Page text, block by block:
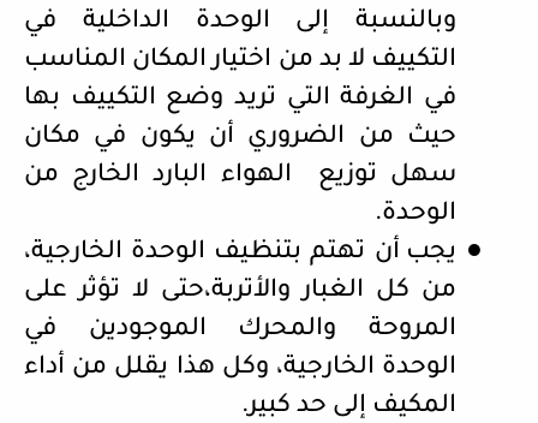
وبالنسبة إلى الوحدة الداخلية في
التكييف لا بد من اختيار المكان المناسب
في الغرفة التي تريد وضع التكييف بها
حيث من الضروري أن يكون في مكان
سهل توزيع
الهواء البارد الخارج من
الوحدة.
● يجب أن تهتم بتنظيف الوحدة الخارجية،
من كل الغبار والأتربة،حتى لا تؤثر على
المروحة والمحرك الموجودين في
الوحدة الخارجية، وكل هذا يقلل من أداء
المكيف إلى حد كبير.